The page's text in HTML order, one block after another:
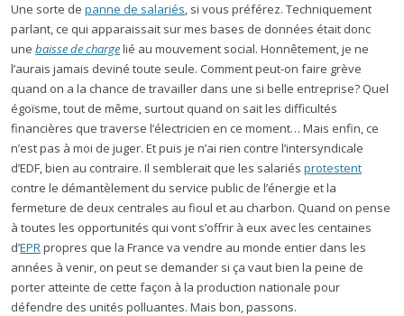
Une sorte de panne de salariés, si vous préférez. Techniquement
parlant, ce qui apparaissait sur mes bases de données était donc
une baisse de chargelié au mouvement social. Honnêtement, je ne
l’aurais jamais deviné toute seule. Comment peut-on faire grève
quand on a la chance de travailler dans une si belle entreprise? Quel
égoïsme, tout de même, surtout quand on sait les difficultés
financières que traverse l’électricien en ce moment… Mais enfin, ce
n’est pas à moi de juger. Et puis je n’ai rien contre l’intersyndicale
d’EDF, bien au contraire. Il semblerait que les salariés protestent
contre le démantèlement du service public de l’énergie et la
fermeture de deux centrales au fioul et au charbon. Quand on pense
à toutes les opportunités qui vont s’offrir à eux avec les centaines
d’EPRpropres que la France va vendre au monde entier dans les
années à venir, on peut se demander si ça vaut bien la peine de
porter atteinte de cette façon à la production nationale pour
défendre des unités polluantes. Mais bon, passons.